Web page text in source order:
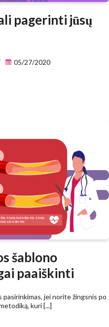
pagerinti jūsų
05/27/2020
šablono
paaiškinti
jei norite žingsnis po
kuri [...]